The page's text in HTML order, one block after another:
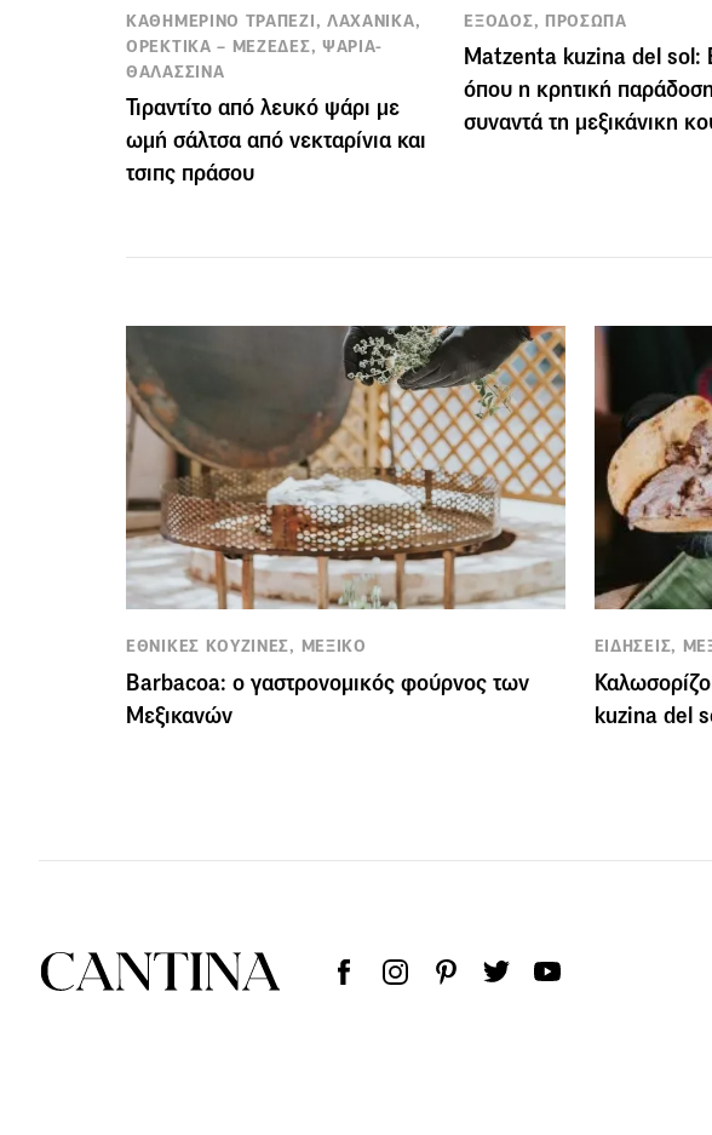
ΚΑΘΗΜΕΡΙΝΟ ΤΡΑΠΕΖΙ, ΛΑΧΑΝΙΚΑ,
ΟΡΕΚΤΙΚΑ – ΜΕΖΕΔΕΣ, ΨΑΡΙΑ-
ΘΑΛΑΣΣΙΝΑ
Τιραντίτο από λευκό ψάρι με
ωμή σάλτσα από νεκταρίνια και
τσιπς πράσου
ΕΞΟΔΟΣ, ΠΡΟΣΩΠΑ
Matzenta kuzina del sol:
όπου η κρητική παράδοση
συναντά τη μεξικάνικη
ΕΘΝΙΚΕΣ ΚΟΥΖΙΝΕΣ, ΜΕΞΙΚΟ
Βarbacoa: ο γαστρονομικός φούρνος των
Μεξικανών
ΕΙΔΗΣΕΙΣ,
kuzina del